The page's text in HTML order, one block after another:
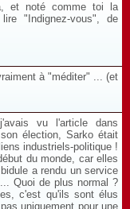
et noté comme toi la
"Indignez-vous", de
à "méditer" ... (et
vu l'article dans
élection, Sarko était
industriels-politique !
du monde, car elles
a rendu un service
Quoi de plus normal ?
c'est qu'ils sont élus
uniquement pour une